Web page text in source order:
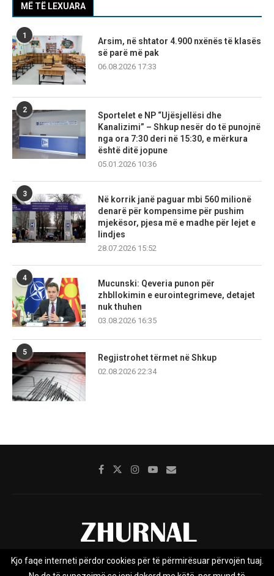
MË TË LEXUARA
1
Arsim, në shtator 4.900 nxënës të klasës
së parë më pak
06.08.2026 17:33
2
Sportelet e NP “Ujësjellësi dhe
Kanalizimi” – Shkup nesër do të punojnë
nga ora 7:30 deri në 15:30, e mërkura
është ditë jopune
05.01.2026 10:36
3
Në korrik janë paguar mbi 560 milionë
denarë për kompensime për pushim
mjekësor, pjesa më e madhe për lejet e
lindjes
28.07.2026 15:52
4
Mucunski: Qeveria punon për
zhbllokimin e eurointegrimeve, detajet
nuk thuhen
03.08.2026 16:35
5
Regjistrohet tërmet në Shkup
02.08.2026 22:34
Rreth nesh Impresumi Marketing
Kjo faqe interneti përdor cookies për të përmirësuar përvojën tuaj.